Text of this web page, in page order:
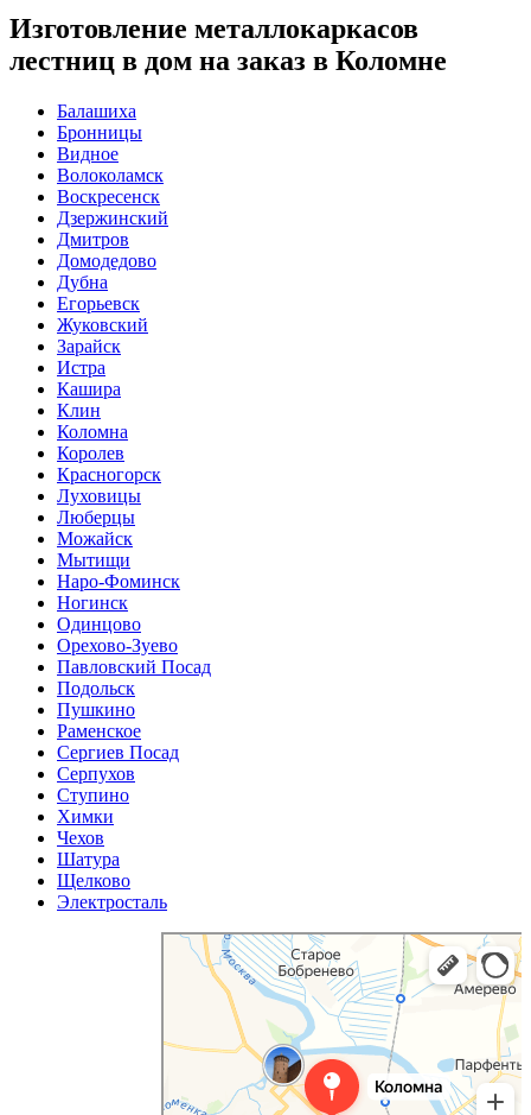
Изготовление металлокаркасов
лестниц в дом на заказ в Коломне
Балашиха
Бронницы
Видное
Волоколамск
Воскресенск
Дзержинский
Дмитров
Домодедово
Дубна
Егорьевск
Жуковский
Зарайск
Истра
Кашира
Клин
Коломна
Королев
Красногорск
Луховицы
Люберцы
Можайск
Мытищи
Наро-Фоминск
Ногинск
Одинцово
Орехово-Зуево
Павловский Посад
Подольск
Пушкино
Раменское
Сергиев Посад
Серпухов
Ступино
Химки
Чехов
Шатура
Щелково
Электросталь